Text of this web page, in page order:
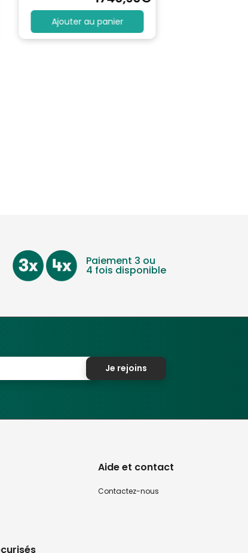
Ajouter au panier
Paiement 3 ou
4 fois disponible
Je rejoins
Aide et contact
Contactez-nous